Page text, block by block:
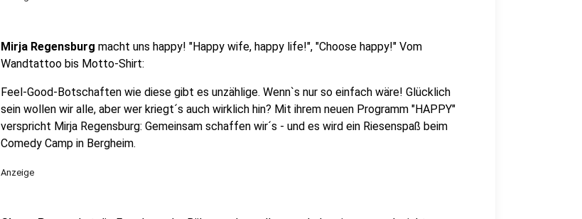
Mirja Regensburg macht uns happy! "Happy wife, happy life!", "Choose happy!" Vom
Wandtattoo bis Motto-Shirt:
Feel-Good-Botschaften wie diese gibt es unzählige. Wenn`s nur so einfach wäre! Glücklich
sein wollen wir alle, aber wer kriegt´s auch wirklich hin? Mit ihrem neuen Programm "HAPPY"
verspricht Mirja Regensburg: Gemeinsam schaffen wir´s - und es wird ein Riesenspaß beim
Comedy Camp in Bergheim.
Anzeige